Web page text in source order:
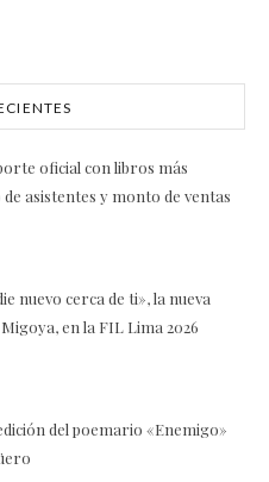
oficial con libros más
asistentes y monto de ventas
nuevo cerca de ti», la nueva
en la FIL Lima 2026
del poemario «Enemigo»